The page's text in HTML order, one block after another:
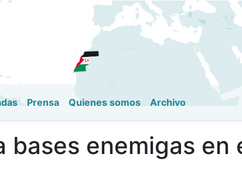
Pasar
al
contenido
Prensa Quienes somos Archivo
bases enemigas